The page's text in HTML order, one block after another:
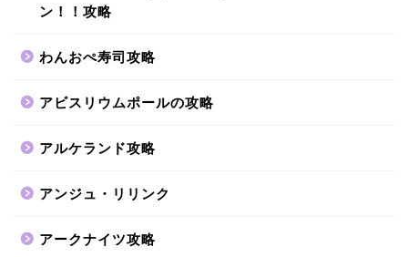
ン！！攻略
わんおぺ寿司攻略
アビスリウムポールの攻略
アルケランド攻略
アンジュ・リリンク
アークナイツ攻略